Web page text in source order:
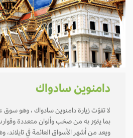
دامنوين سادواك
لا تفوّت زيارة دامنوين سادواك ، وهو سوق
بما يتميّز به من صخب وألوان متعددة وقوارب
ويعد من أشهر الأسواق العائمة في تايلاند،